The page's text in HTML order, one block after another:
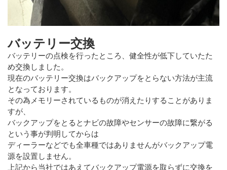
バッテリー交換
バッテリーの点検を行ったところ、健全性が低下していたた
め交換しました。
現在のバッテリー交換はバックアップをとらない方法が主流
となっております。
その為メモリーされているものが消えたりすることがありま
すが、
バックアップをとるとナビの故障やセンサーの故障に繋がる
という事が判明してからは
ディーラーなどでも全車種ではありませんがバックアップ電
源を設置しません。
上記から当社ではあえてバックアップ電源を取らずに交換を